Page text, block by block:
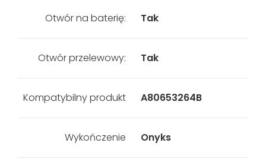
Otwór na baterię: Tak
Otwór przelewowy: Tak
Kompatybilny produkt A80653264B
Wykończenie Onyks